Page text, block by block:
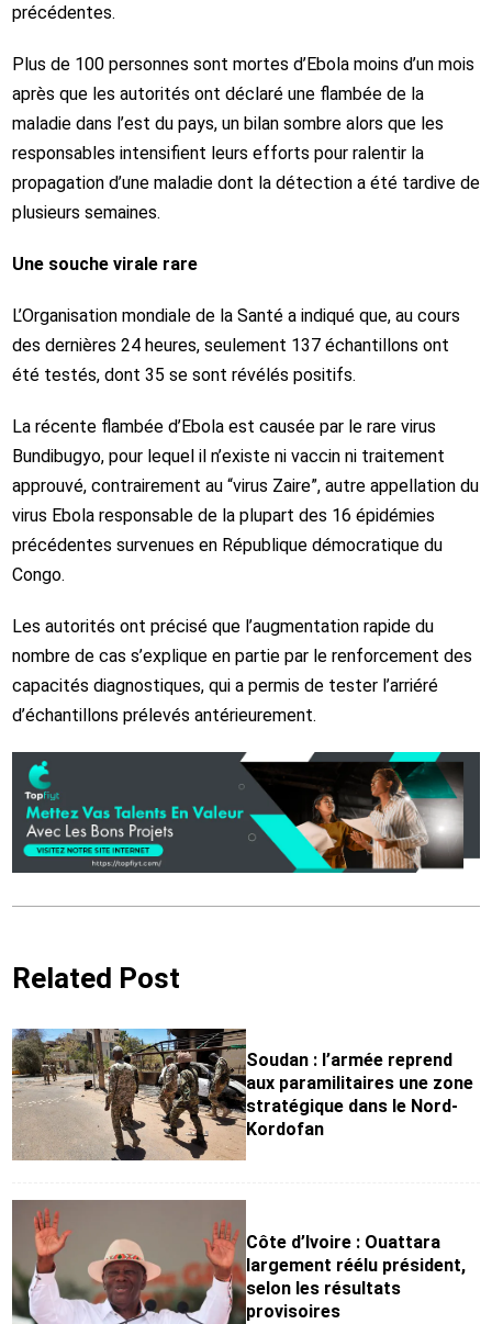
précédentes.
Plus de 100 personnes sont mortes d’Ebola moins d’un mois
après que les autorités ont déclaré une flambée de la
maladie dans l’est du pays, un bilan sombre alors que les
responsables intensifient leurs efforts pour ralentir la
propagation d’une maladie dont la détection a été tardive de
plusieurs semaines.
Une souche virale rare
L’Organisation mondiale de la Santé a indiqué que, au cours
des dernières 24 heures, seulement 137 échantillons ont
été testés, dont 35 se sont révélés positifs.
La récente flambée d’Ebola est causée par le rare virus
Bundibugyo, pour lequel il n’existe ni vaccin ni traitement
approuvé, contrairement au “virus Zaire”, autre appellation du
virus Ebola responsable de la plupart des 16 épidémies
précédentes survenues en République démocratique du
Congo.
Les autorités ont précisé que l’augmentation rapide du
nombre de cas s’explique en partie par le renforcement des
capacités diagnostiques, qui a permis de tester l’arriéré
d’échantillons prélevés antérieurement.
Related Post
Soudan : l’armée reprend
aux paramilitaires une zone
stratégique dans le Nord-
Kordofan
Côte d’Ivoire : Ouattara
largement réélu président,
selon les résultats
provisoires